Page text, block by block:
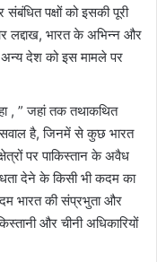
पक्षों को इसकी पूरी
लद्दाख, भारत के अभिन्न और
देश को इस मामले पर
, ” जहां तक तथाकथित
सवाल है, जिनमें से कुछ भारत
पर पाकिस्तान के अवैध
देने के किसी भी कदम का
भारत की संप्रभुता और
और चीनी अधिकारियों